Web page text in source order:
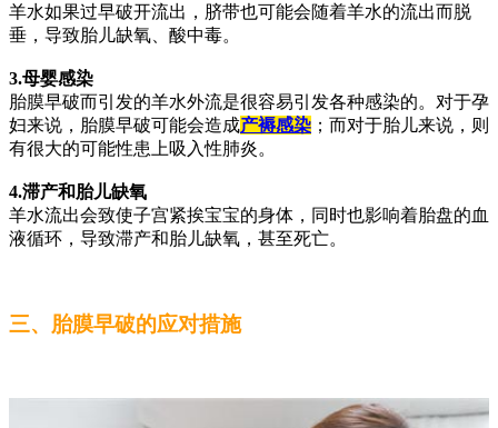
羊水如果过早破开流出，脐带也可能会随着羊水的流出而脱
垂，导致胎儿缺氧、酸中毒。
3.母婴感染
胎膜早破而引发的羊水外流是很容易引发各种感染的。对于孕
妇来说，胎膜早破可能会造成产褥感染 ；而对于胎儿来说，则
有很大的可能性患上吸入性肺炎。
4.滞产和胎儿缺氧
羊水流出会致使子宫紧挨宝宝的身体，同时也影响着胎盘的血
液循环，导致滞产和胎儿缺氧，甚至死亡。
三、胎膜早破的应对措施